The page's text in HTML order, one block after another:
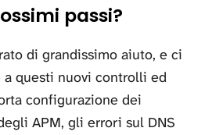
passi?
di grandissimo aiuto, e ci
a questi nuovi controlli ed
configurazione dei
APM, gli errori sul DNS